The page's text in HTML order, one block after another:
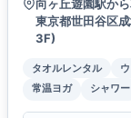
向ヶ丘遊園駅か
東京都世田谷区
3F)
タオルレンタル
常温ヨガ
シャワー